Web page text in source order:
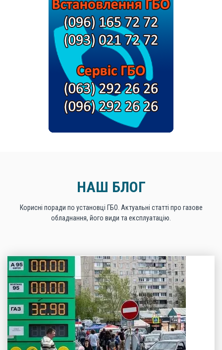
НАШ БЛОГ
Корисні поради по установці ГБО. Актуальні статті про газове
обладнання, його види та експлуатацію.